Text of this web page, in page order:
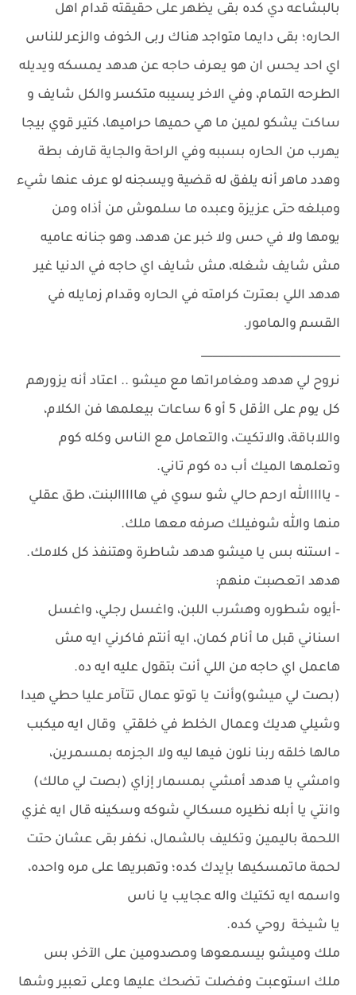
بالبشاعه دي كده بقى يظهر على حقيقته قدام اهل
الحاره؛ بقى دايما متواجد هناك ربى الخوف والزعر للناس
اي احد يحس ان هو يعرف حاجه عن هدهد يمسكه ويديله
الطرحه التمام، وفي الاخر يسيبه متكسر والكل شايف و
ساكت يشكو لمين ما هي حميها حراميها، كتير قوي بيجا
يهرب من الحاره بسببه وفي الراحة والجاية قارف بطة
وهدد ماهر أنه يلفق له قضية ويسجنه لو عرف عنها شيء
ومبلغه حتى عزيزة وعبده ما سلموش من أذاه ومن
يومها ولا في حس ولا خبر عن هدهد، وهو جنانه عاميه
مش شايف شغله، مش شايف اي حاجه في الدنيا غير
هدهد اللي بعترت كرامته في الحاره وقدام زمايله في
القسم والمامور.
_________________________
نروح لي هدهد ومغامراتها مع ميشو .. اعتاد أنه يزورهم
كل يوم على الأقل 5 أو 6 ساعات بيعلمها فن الكلام،
واللاباقة، والاتكيت، والتعامل مع الناس وكله كوم
وتعلمها الميك أب ده كوم تاني.
– يااااالله ارحم حالي شو سوي في هااااالبنت، طق عقلي
منها والله شوفيلك صرفه معها ملك.
– استنه بس يا ميشو هدهد شاطرة وهتنفذ كل كلامك.
هدهد اتعصبت منهم:
-أيوه شطوره وهشرب اللبن، واغسل رجلي، واغسل
اسناني قبل ما أنام كمان، ايه أنتم فاكرني ايه مش
هاعمل اي حاجه من اللي أنت بتقول عليه ايه ده.
(بصت لي ميشو)وأنت يا توتو عمال تتآمر عليا حطي هيدا
وشيلي هديك وعمال الخلط في خلقتي وقال ايه ميكبب
مالها خلقه ربنا نلون فيها ليه ولا الجزمه بمسمرين،
وامشي يا هدهد أمشي بمسمار إزاي (بصت لي مالك)
وانتي يا أبله نظيره مسكالي شوكه وسكينه قال ايه غزي
اللحمة باليمين وتكليف بالشمال، نكفر بقى عشان حتت
لحمة ماتمسكيها بإيدك كده؛ وتهبريها على مره واحده،
واسمه ايه تكتيك واله عجايب يا ناس
يا شيخة روحي كده.
ملك وميشو بيسمعوها ومصدومين على الآخر، بس
ملك استوعبت وفضلت تضحك عليها وعلى تعبير وشها